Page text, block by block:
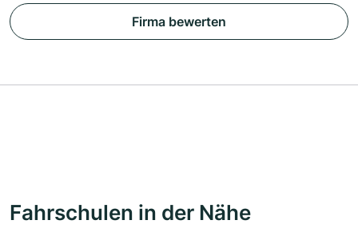
Firma bewerten
Fahrschulen in der Nähe